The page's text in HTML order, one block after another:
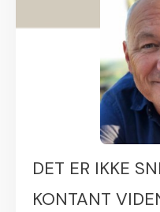
DET ER IKKE
KONTANT